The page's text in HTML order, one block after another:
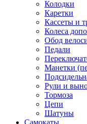
Колодки
Каретки
Кассеты и
Колеса
Обод
Педали
Манетки
Рули и
Тормоза
Цепи
Шатуны
Самокаты